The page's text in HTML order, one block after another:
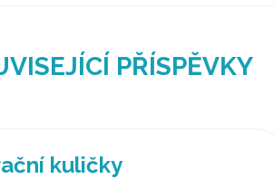
PŘÍSPĚVKY
kuličky